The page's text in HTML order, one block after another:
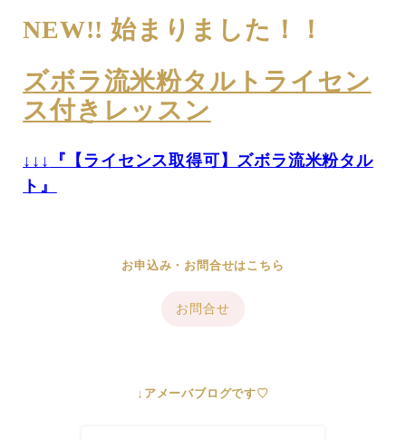
NEW!! 始まりました！！
ズボラ流米粉タルトライセン
ス付きレッスン
↓↓↓
『【ライセンス取得可】ズボラ流米粉タル
ト』
お申込み・お問合せはこちら
お問合せ
↓アメーバブログです♡